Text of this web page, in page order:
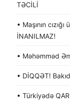
TƏCİLİ
• Maşının
İNANILMAZ!
• Məhəmməd
• DİQQƏT!
• Türkiyədə